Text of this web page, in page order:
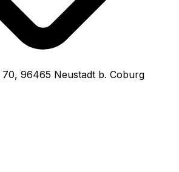
70, 96465 Neustadt b. Coburg